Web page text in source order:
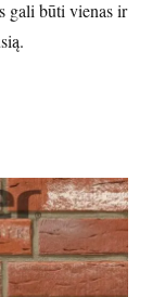
gali būti vienas ir